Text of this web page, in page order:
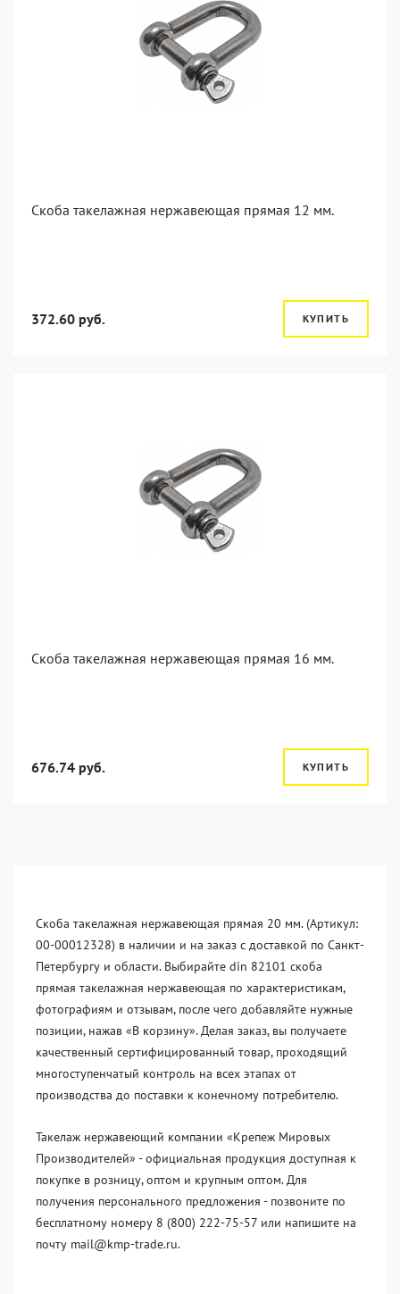
Скоба такелажная нержавеющая прямая 12 мм.
372.60 руб. КУПИТЬ
Скоба такелажная нержавеющая прямая 16 мм.
676.74 руб. КУПИТЬ
Скоба такелажная нержавеющая прямая 20 мм. (Артикул:
00-00012328) в наличии и на заказ с доставкой по Санкт-
Петербургу и области. Выбирайте din 82101 скоба
прямая такелажная нержавеющая по характеристикам,
фотографиям и отзывам, после чего добавляйте нужные
позиции, нажав «В корзину». Делая заказ, вы получаете
качественный сертифицированный товар, проходящий
многоступенчатый контроль на всех этапах от
производства до поставки к конечному потребителю.
Такелаж нержавеющий компании «Крепеж Мировых
Производителей» - официальная продукция доступная к
покупке в розницу, оптом и крупным оптом. Для
получения персонального предложения - позвоните по
бесплатному номеру 8 (800) 222-75-57 или напишите на
почту mail@kmp-trade.ru.